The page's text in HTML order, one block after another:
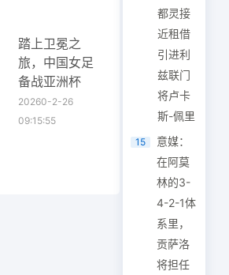
踏上卫冕之
旅，中国女足
备战亚洲杯
20260-2-26
09:15:55
都灵接
近租借
引进利
兹联门
将卢卡
斯-佩里
15
意媒：
在阿莫
林的3-
4-2-1体
系里，
贡萨洛
将担任